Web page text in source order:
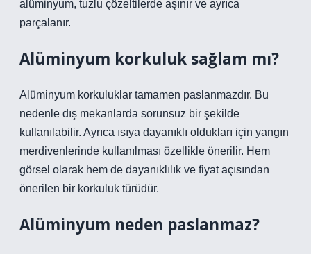
alüminyum, tuzlu çözeltilerde aşınır ve ayrıca
parçalanır.
Alüminyum korkuluk sağlam mı?
Alüminyum korkuluklar tamamen paslanmazdır. Bu
nedenle dış mekanlarda sorunsuz bir şekilde
kullanılabilir. Ayrıca ısıya dayanıklı oldukları için yangın
merdivenlerinde kullanılması özellikle önerilir. Hem
görsel olarak hem de dayanıklılık ve fiyat açısından
önerilen bir korkuluk türüdür.
Alüminyum neden paslanmaz?